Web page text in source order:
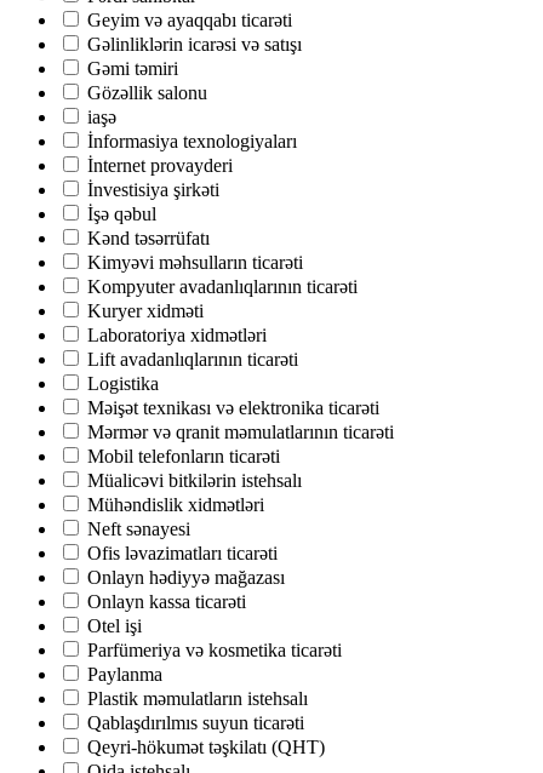
Geyim və ayaqqabı ticarəti
Gəlinliklərin icarəsi və satışı
Gəmi təmiri
Gözəllik salonu
iaşə
İnformasiya texnologiyaları
İnternet provayderi
İnvestisiya şirkəti
İşə qəbul
Kənd təsərrüfatı
Kimyəvi məhsulların ticarəti
Kompyuter avadanlıqlarının ticarəti
Kuryer xidməti
Laboratoriya xidmətləri
Lift avadanlıqlarının ticarəti
Logistika
Məişət texnikası və elektronika ticarəti
Mərmər və qranit məmulatlarının ticarəti
Mobil telefonların ticarəti
Müalicəvi bitkilərin istehsalı
Mühəndislik xidmətləri
Neft sənayesi
Ofis ləvazimatları ticarəti
Onlayn hədiyyə mağazası
Onlayn kassa ticarəti
Otel işi
Parfümeriya və kosmetika ticarəti
Paylanma
Plastik məmulatların istehsalı
Qablaşdırılmıs suyun ticarəti
Qeyri-hökumət təşkilatı (QHT)